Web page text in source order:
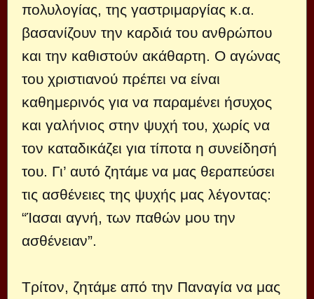
πολυλογίας, της γαστριμαργίας κ.α.
βασανίζουν την καρδιά του ανθρώπου
και την καθιστούν ακάθαρτη. Ο αγώνας
του χριστιανού πρέπει να είναι
καθημερινός για να παραμένει ήσυχος
και γαλήνιος στην ψυχή του, χωρίς να
τον καταδικάζει για τίποτα η συνείδησή
του. Γι’ αυτό ζητάμε να μας θεραπεύσει
τις ασθένειες της ψυχής μας λέγοντας:
“Ίασαι αγνή, των παθών μου την
ασθένειαν”.
Τρίτον, ζητάμε από την Παναγία να μας